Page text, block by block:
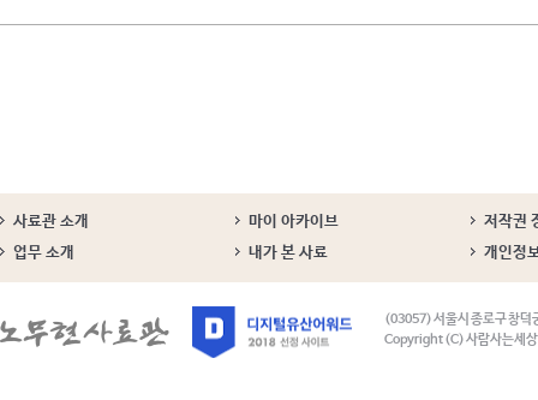
사료관 소개 마이 아카이브
저작권
업무 소개
내가 본 사료 개인정
(03057) 서울시 종로구 창덕
Copyright (C) 사람사는세